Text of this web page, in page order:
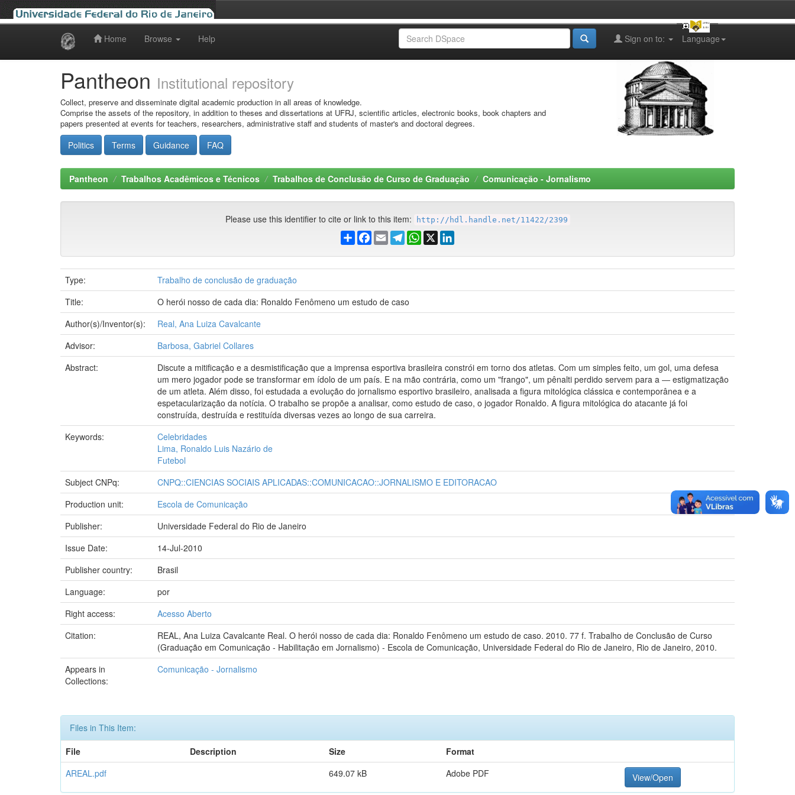
Home Browse Help Language
Sign on to:
Pantheon Institutional repository
Collect, preserve and disseminate digital academic production in all areas of knowledge.
Comprise the assets of the repository, in addition to theses and dissertations at UFRJ, scientific articles, electronic books, book chapters and
papers presented at events for teachers, researchers, administrative staff and students of master's and doctoral degrees.
Politics Terms Guidance FAQ
Pantheon Trabalhos Acadêmicos e Técnicos Trabalhos de Conclusão de Curso de Graduação Comunicação - Jornalismo
Please use this identifier to cite or link to this item: http://hdl.handle.net/11422/2399
ShareFacebook
EmailTelegramWhatsApp
X
Type:
Trabalho de conclusão de graduação
Title:
O herói nosso de cada dia: Ronaldo Fenômeno um estudo de caso
Author(s)/Inventor(s):
Real, Ana Luiza Cavalcante
Advisor:
Barbosa, Gabriel Collares
Abstract:
Discute a mitificação e a desmistificação que a imprensa esportiva brasileira constrói em torno dos atletas. Com um simples feito, um gol, uma defesa
um mero jogador pode se transformar em ídolo de um país. E na mão contrária, como um "frango", um pênalti perdido servem para a ― estigmatização
de um atleta. Além disso, foi estudada a evolução do jornalismo esportivo brasileiro, analisada a figura mitológica clássica e contemporânea e a
espetacularização da notícia. O trabalho se propõe a analisar, como estudo de caso, o jogador Ronaldo. A figura mitológica do atacante já foi
construída, destruída e restituída diversas vezes ao longo de sua carreira.
Keywords:
Celebridades
Lima, Ronaldo Luis Nazário de
Futebol
Subject CNPq:
CNPQ::CIENCIAS SOCIAIS APLICADAS::COMUNICACAO::JORNALISMO E EDITORACAO
Production unit:
Escola de Comunicação
Publisher:
Universidade Federal do Rio de Janeiro
Issue Date:
14-Jul-2010
Publisher country:
Brasil
Language:
por
Right access:
Acesso Aberto
Citation:
REAL, Ana Luiza Cavalcante Real. O herói nosso de cada dia: Ronaldo Fenômeno um estudo de caso. 2010. 77 f. Trabalho de Conclusão de Curso
(Graduação em Comunicação - Habilitação em Jornalismo) - Escola de Comunicação, Universidade Federal do Rio de Janeiro, Rio de Janeiro, 2010.
Appears in
Collections:
Comunicação - Jornalismo
Files in This Item:
File
Description Size
Format
AREAL.pdf
649.07 kB Adobe PDF View/Open